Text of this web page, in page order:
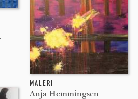
MALERI
Anja Hemmingsen